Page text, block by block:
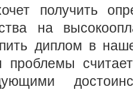
получить
на
диплом в
проблемы